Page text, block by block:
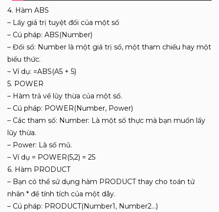
4. Hàm ABS
– Lấy giá trị tuyệt đối của một số
– Cú pháp: ABS(Number)
– Đối số: Number là một giá trị số, một tham chiếu hay một
biểu thức.
– Ví dụ: =ABS(A5 + 5)
5. POWER
– Hàm trả về lũy thừa của một số.
– Cú pháp: POWER(Number, Power)
– Các tham số: Number: Là một số thực mà bạn muốn lấy
lũy thừa.
– Power: Là số mũ.
– Ví dụ = POWER(5,2) = 25
6. Hàm PRODUCT
– Bạn có thể sử dụng hàm PRODUCT thay cho toán tử
nhân * để tính tích của một dãy.
– Cú pháp: PRODUCT(Number1, Number2…)